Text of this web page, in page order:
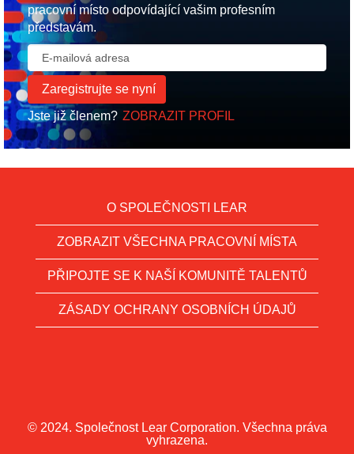
pracovní místo odpovídající vašim profesním
představám.
Jste již členem? ZOBRAZIT PROFIL
O SPOLEČNOSTI LEAR
ZOBRAZIT VŠECHNA PRACOVNÍ MÍSTA
PŘIPOJTE SE K NAŠÍ KOMUNITĚ TALENTŮ
ZÁSADY OCHRANY OSOBNÍCH ÚDAJŮ
© 2024. Společnost Lear Corporation. Všechna práva
vyhrazena.